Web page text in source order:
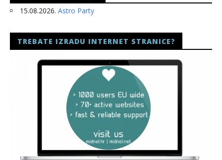
15.08.2026. Astro Party
TREBATE IZRADU INTERNET STRANICE?